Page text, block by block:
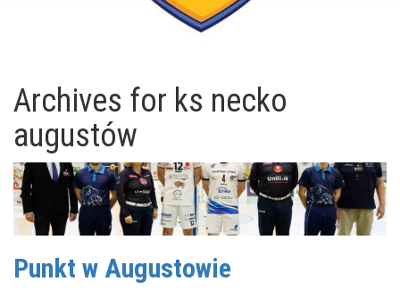
Archives for ks necko
augustów
Punkt w Augustowie